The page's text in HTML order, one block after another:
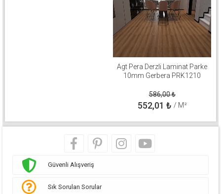
Agt Pera Derzli Laminat Parke
10mm Gerbera PRK1210
586,00₺
552,01 ₺ / M²
Güvenli Alışveriş
Sık Sorulan Sorular